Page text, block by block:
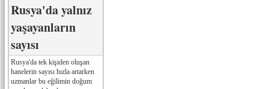
Rusya'da yalnız
yaşayanların
sayısı
Rusya'da tek kişiden oluşan
hanelerin sayısı hızla artarken
uzmanlar bu eğilimin doğum